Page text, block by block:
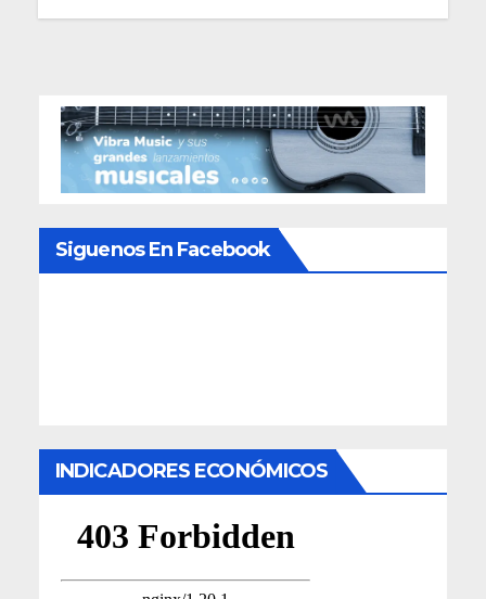
Siguenos En Facebook
INDICADORES ECONÓMICOS